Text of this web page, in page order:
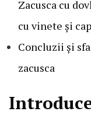
Zacusca cu
cu vinete și
Concluzii și
zacusca